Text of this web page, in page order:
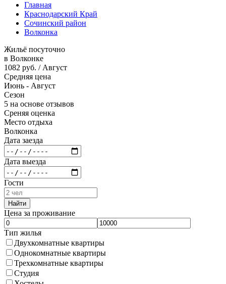
Главная
Краснодарский Край
Сочинский район
Волконка
Жильё посуточно
в Волконке
1082 руб. / Август
Средняя цена
Июнь - Август
Сезон
5 на основе отзывов
Среняя оценка
Место отдыха
Волконка
Дата заезда
Дата выезда
Гости
Найти
Цена за проживание
Тип жилья
Двухкомнатные квартиры
Однокомнатные квартиры
Трехкомнатные квартиры
Студия